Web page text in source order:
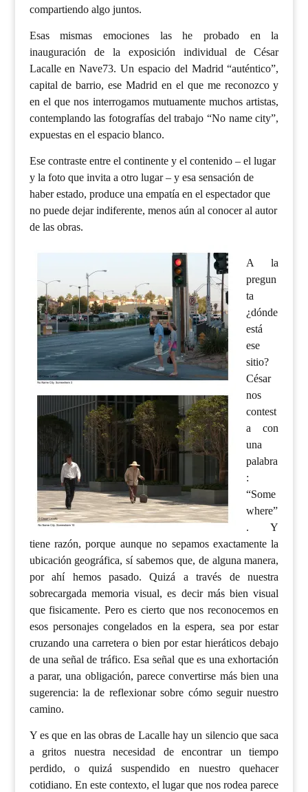
compartiendo algo juntos.
Esas mismas emociones las he probado en la
inauguración de la exposición individual de César
Lacalle en Nave73. Un espacio del Madrid “auténtico”,
capital de barrio, ese Madrid en el que me reconozco y
en el que nos interrogamos mutuamente muchos artistas,
contemplando las fotografías del trabajo “No name city”,
expuestas en el espacio blanco.
Ese contraste entre el continente y el contenido – el lugar
y la foto que invita a otro lugar – y esa sensación de
haber estado, produce una empatía en el espectador que
no puede dejar indiferente, menos aún al conocer al autor
de las obras.
A la
pregun
ta
¿dónde
está
ese
sitio?
César
nos
contest
a con
una
palabra
:
“Some
where”
. Y
tiene razón, porque aunque no sepamos exactamente la
ubicación geográfica, sí sabemos que, de alguna manera,
por ahí hemos pasado. Quizá a través de nuestra
sobrecargada memoria visual, es decir más bien visual
que fisicamente. Pero es cierto que nos reconocemos en
esos personajes congelados en la espera, sea por estar
cruzando una carretera o bien por estar hieráticos debajo
de una señal de tráfico. Esa señal que es una exhortación
a parar, una obligación, parece convertirse más bien una
sugerencia: la de reflexionar sobre cómo seguir nuestro
camino.
Y es que en las obras de Lacalle hay un silencio que saca
a gritos nuestra necesidad de encontrar un tiempo
perdido, o quizá suspendido en nuestro quehacer
cotidiano. En este contexto, el lugar que nos rodea parece